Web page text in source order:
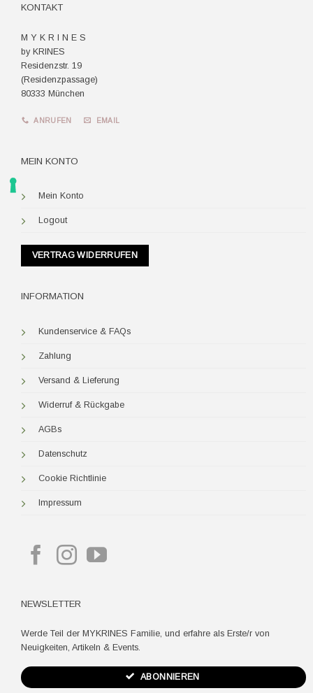
KONTAKT
M Y K R I N E S
by KRINES
Residenzstr. 19
(Residenzpassage)
80333 München
ANRUFEN EMAIL
MEIN KONTO
Mein Konto
Logout
VERTRAG WIDERRUFEN
INFORMATION
Kundenservice & FAQs
Zahlung
Versand & Lieferung
Widerruf & Rückgabe
AGBs
Datenschutz
Cookie Richtlinie
Impressum
NEWSLETTER
Werde Teil der MYKRINES Familie, und erfahre als Erste/r von
Neuigkeiten, Artikeln & Events.
ABONNIEREN